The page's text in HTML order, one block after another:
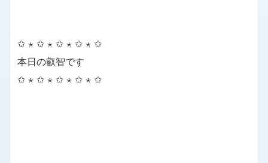
✩ ⋆ ✩ ⋆ ✩ ⋆ ✩ ⋆ ✩
本日の叡智です
✩ ⋆ ✩ ⋆ ✩ ⋆ ✩ ⋆ ✩